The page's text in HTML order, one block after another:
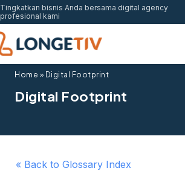
Tingkatkan bisnis Anda bersama digital agency
profesional kami
Home » Digital Footprint
Digital Footprint
« Back to Glossary Index